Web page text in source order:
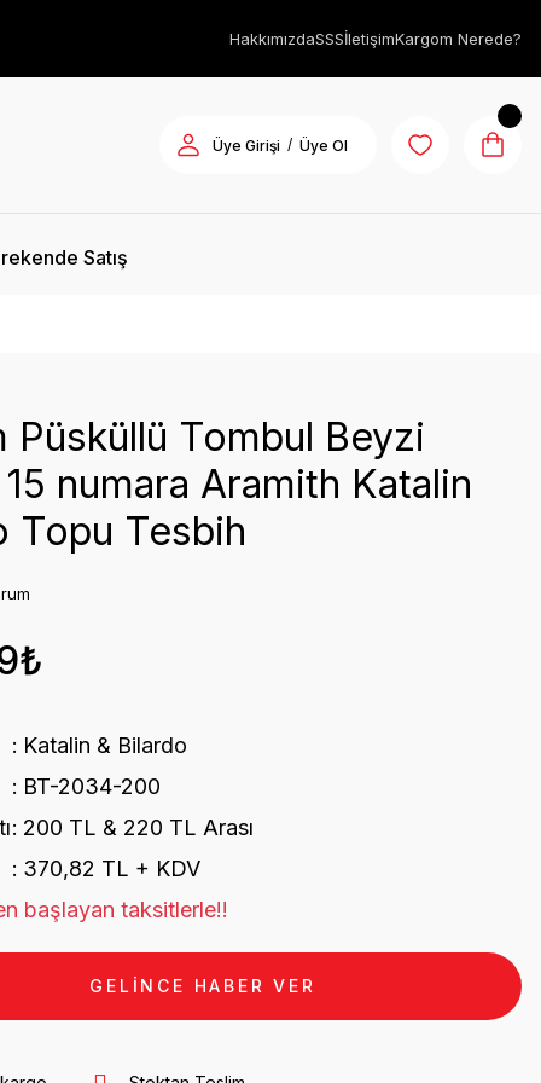
HakkımızdaSSSİletişimKargom Nerede?
Üye Girişi / Üye Ol
Satış
Püsküllü Tombul Beyzi
numara Aramith Katalin
Topu Tesbih
Katalin & Bilardo
BT-2034-200
200 TL & 220 TL Arası
370,82 TL + KDV
başlayan taksitlerle!!
GELİNCE HABER VER